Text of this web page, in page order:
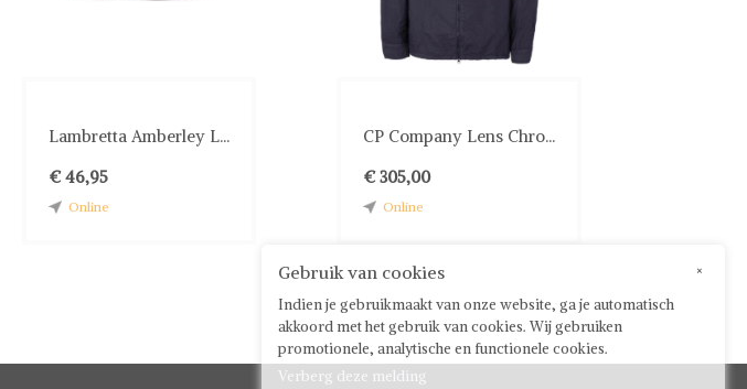
Lambretta Amberley L...
€ 46,95
Online
CP Company Lens Chro...
€ 305,00
Online
×
Gebruik van cookies
Indien je gebruikmaakt van onze website, ga je automatisch
akkoord met het gebruik van cookies. Wij gebruiken
promotionele, analytische en functionele cookies.
Verberg deze melding